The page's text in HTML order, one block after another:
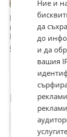
Продава
гр. Пловдив,
Беломорски
58 500 €
Ние и
да
до
и да
вашия